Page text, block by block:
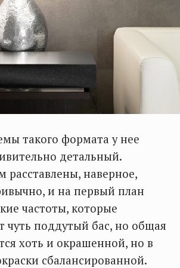
такого формата у нее
детальный.
расставлены, наверное,
и на первый план
частоты, которые
чуть поддутый бас, но общая
хоть и окрашенной, но в
сбалансированной.